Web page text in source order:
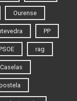
Ourense
PP
rag